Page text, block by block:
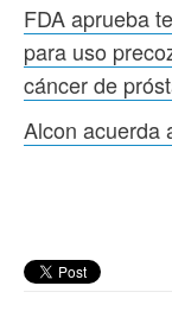
FDA aprueba
para uso
cáncer de
Alcon acuerda